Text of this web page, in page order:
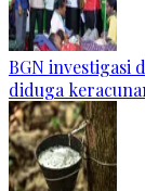
BGN investigasi
diduga